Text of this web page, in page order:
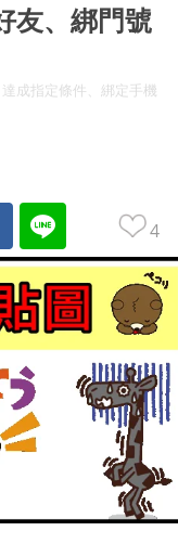
友、綁門號
成指定條件、綁定手機
4